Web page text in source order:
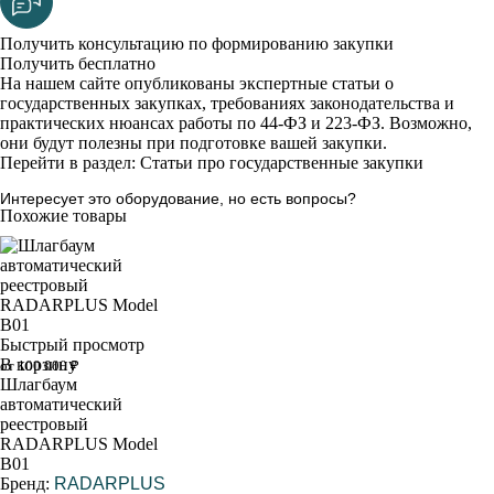
Получить консультацию по формированию закупки
Получить бесплатно
На нашем сайте опубликованы экспертные статьи о
государственных закупках, требованиях законодательства и
практических нюансах работы по 44-ФЗ и 223-ФЗ. Возможно,
они будут полезны при подготовке вашей закупки.
Перейти в раздел: Статьи про государственные закупки
Интересует это оборудование, но есть вопросы?
Похожие товары
Быстрый просмотр
В корзину
от 100 000 ₽
Шлагбаум
автоматический
реестровый
RADARPLUS Model
B01
Бренд: RADARPLUS